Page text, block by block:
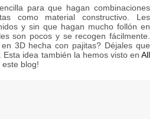
para que hagan combinaciones
como material constructivo. Les
y sin que hagan mucho follón en
son pocos y se recogen fácilmente.
3D hecha con pajitas? Déjales que
Esta idea también la hemos visto en All
este blog!